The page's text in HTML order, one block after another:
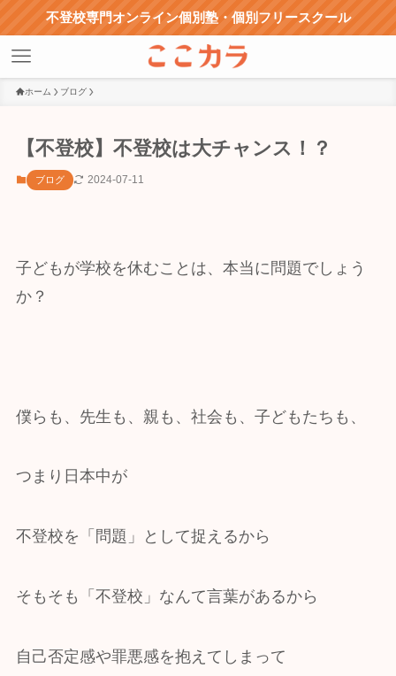
不登校専門オンライン個別塾・個別フリースクール
ホーム ブログ
【不登校】不登校は大チャンス！？
ブログ 2024-07-11
子どもが学校を休むことは、本当に問題でしょう
か？
僕らも、先生も、親も、社会も、子どもたちも、
つまり日本中が
不登校を「問題」として捉えるから
そもそも「不登校」なんて言葉があるから
自己否定感や罪悪感を抱えてしまって